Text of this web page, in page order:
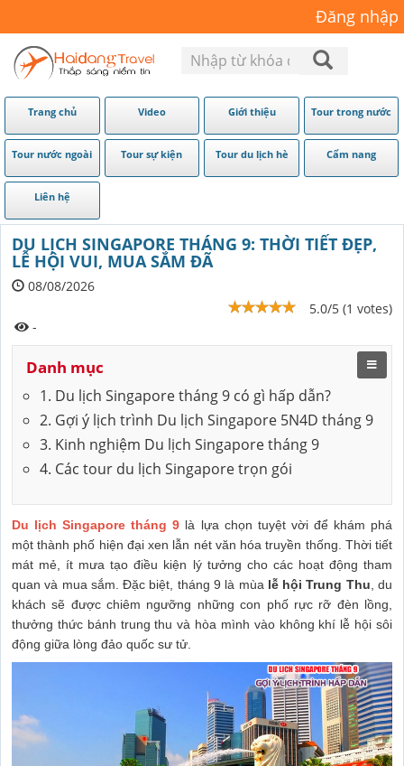
Đăng nhập
Trang chủ Video Giới thiệu Tour trong nước
Tour nước ngoài Tour sự kiện Tour du lịch hè Cẩm nang
Liên hệ
DU LỊCH SINGAPORE THÁNG 9: THỜI TIẾT ĐẸP,
LỄ HỘI VUI, MUA SẮM ĐÃ
08/08/2026
5.0/5 (1 votes)
-
Danh mục
1. Du lịch Singapore tháng 9 có gì hấp dẫn?
2. Gợi ý lịch trình Du lịch Singapore 5N4D tháng 9
3. Kinh nghiệm Du lịch Singapore tháng 9
4. Các tour du lịch Singapore trọn gói
Du lịch Singapore tháng 9 là lựa chọn tuyệt vời để khám phá
một thành phố hiện đại xen lẫn nét văn hóa truyền thống. Thời tiết
mát mẻ, ít mưa tạo điều kiện lý tưởng cho các hoạt động tham
quan và mua sắm. Đặc biệt, tháng 9 là mùa lễ hội Trung Thu , du
khách sẽ được chiêm ngưỡng những con phố rực rỡ đèn lồng,
thưởng thức bánh trung thu và hòa mình vào không khí lễ hội sôi
động giữa lòng đảo quốc sư tử.